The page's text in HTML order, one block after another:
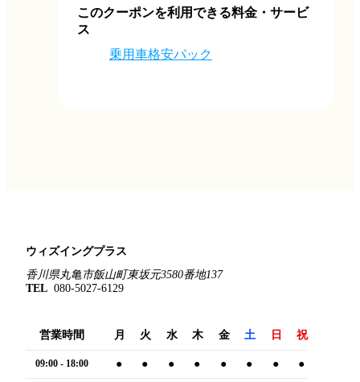
このクーポンを利用できる料金・サービ
ス
乗用車格安パック
ウィズイングプラス
香川県丸亀市飯山町東坂元3580番地137
TEL 080-5027-6129
営業時間 月 火 水 木 金 土 日 祝
09:00 - 18:00 ● ● ● ● ● ● ● ●